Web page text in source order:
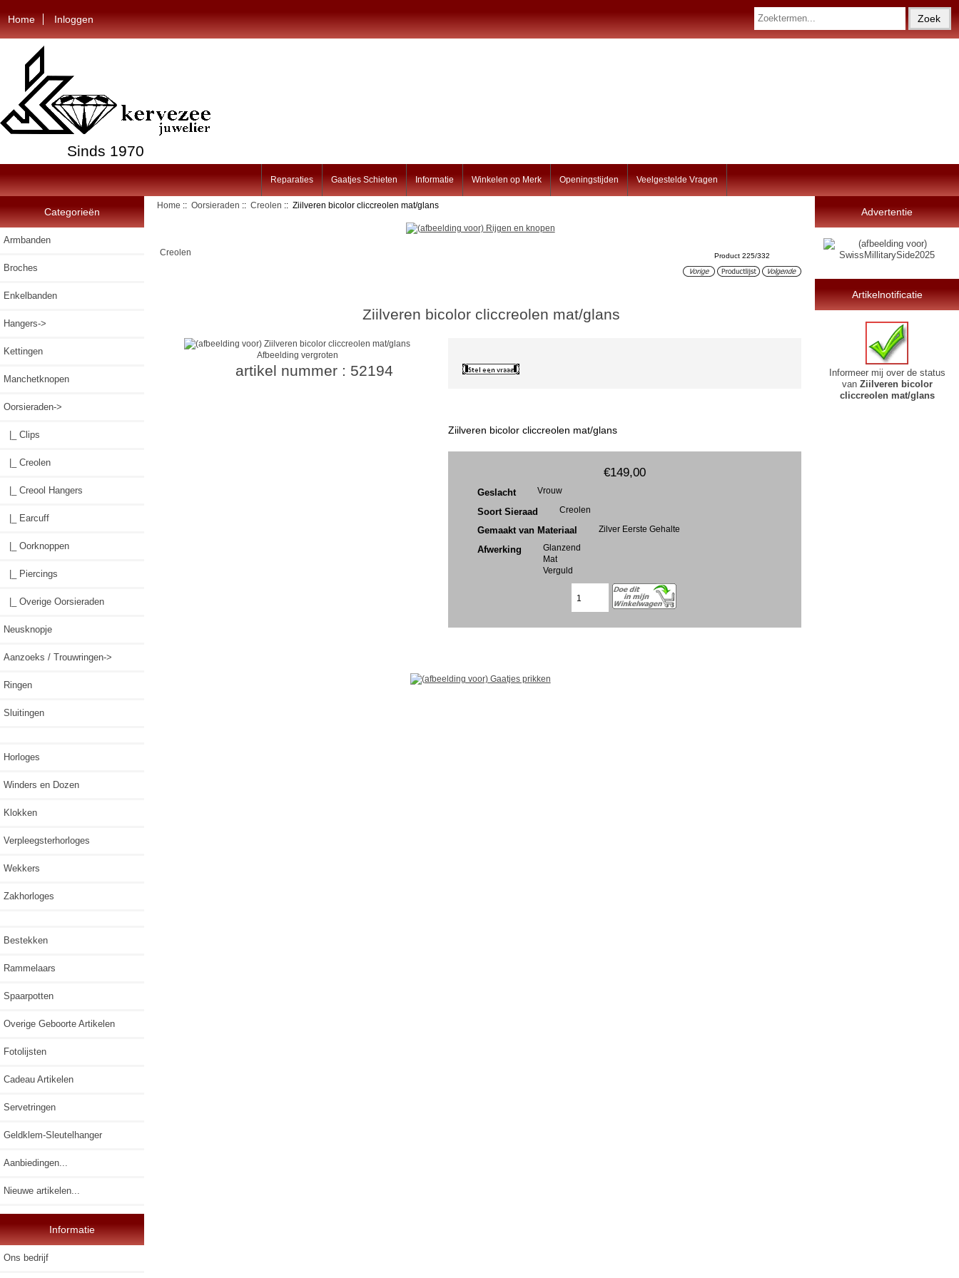
Home Inloggen
Sinds 1970
Reparaties Gaatjes Schieten Informatie Winkelen op Merk Openingstijden Veelgestelde Vragen
Categorieën
Armbanden
Broches
Enkelbanden
Hangers->
Kettingen
Manchetknopen
Oorsieraden->
|_ Clips
|_ Creolen
|_ Creool Hangers
|_ Earcuff
|_ Oorknoppen
|_ Piercings
|_ Overige Oorsieraden
Neusknopje
Aanzoeks / Trouwringen->
Ringen
Sluitingen
Horloges
Winders en Dozen
Klokken
Verpleegsterhorloges
Wekkers
Zakhorloges
Bestekken
Rammelaars
Spaarpotten
Overige Geboorte Artikelen
Fotolijsten
Cadeau Artikelen
Servetringen
Geldklem-Sleutelhanger
Aanbiedingen...
Nieuwe artikelen...
Informatie
Ons bedrijf
Home ::Oorsieraden ::Creolen :: Ziilveren bicolor cliccreolen mat/glans
Creolen Product 225/332
Ziilveren bicolor cliccreolen mat/glans
Afbeelding vergroten
artikel nummer : 52194
Ziilveren bicolor cliccreolen mat/glans
€149,00
Geslacht Vrouw
Soort Sieraad Creolen
Gemaakt van Materiaal Zilver Eerste Gehalte
Afwerking
Glanzend
Mat
Verguld
Advertentie
Artikelnotificatie
Informeer mij over de status
van Ziilveren bicolor
cliccreolen mat/glans